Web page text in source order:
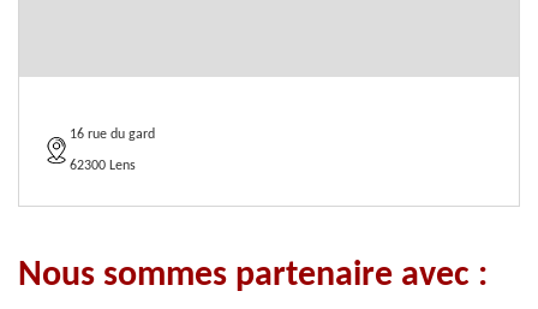
16 rue du gard
62300 Lens
Nous sommes partenaire avec :